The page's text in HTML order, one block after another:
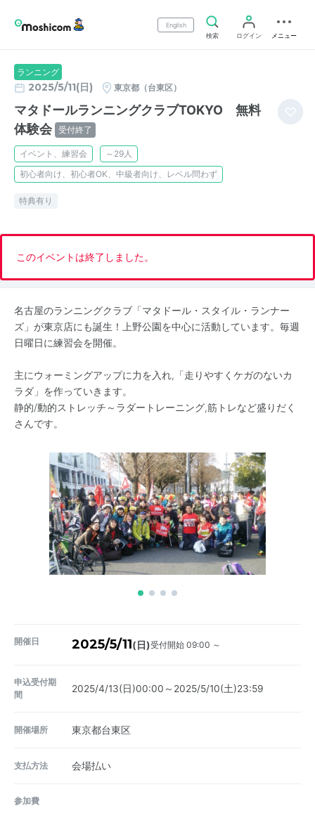
English
検索
ログイン メニュー
ランニング
2025/5/11(日) 東京都（台東区）
マタドールランニングクラブTOKYO 無料
体験会 受付終了
イベント、練習会
～29人
初心者向け、初心者OK、中級者向け、レベル問わず
特典有り
このイベントは終了しました。
名古屋のランニングクラブ「マタドール・スタイル・ランナー
ズ」が東京店にも誕生！上野公園を中心に活動しています。毎週
日曜日に練習会を開催。
主にウォーミングアップに力を入れ,「走りやすくケガのないカ
ラダ」を作っていきます。
静的/動的ストレッチ～ラダートレーニング,筋トレなど盛りだく
さんです。
開催日 2025/5/11(日)受付開始 09:00 ～
申込受付期
間
2025/4/13(日)00:00～2025/5/10(土)23:59
開催場所 東京都台東区
支払方法 会場払い
参加費